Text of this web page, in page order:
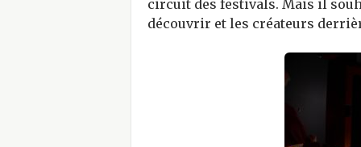
circuit des festivals. Mais il
découvrir et les créateurs